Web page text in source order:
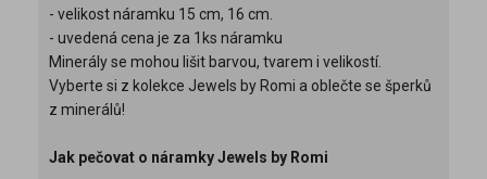
- velikost náramku 15 cm, 16 cm.
- uvedená cena je za 1ks náramku
Minerály se mohou lišit barvou, tvarem i velikostí.
Vyberte si z kolekce Jewels by Romi a oblečte se šperků
z minerálů!
Jak pečovat o náramky Jewels by Romi